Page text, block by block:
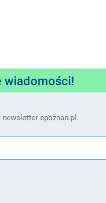
wiadomości!
epoznan.pl.